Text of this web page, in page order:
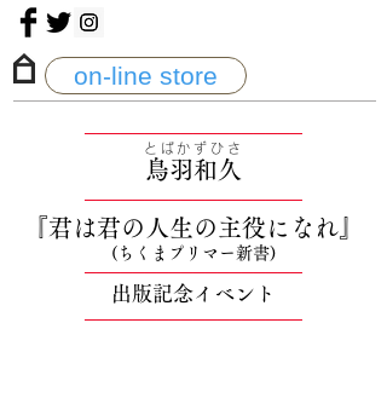
on-line store
──────────────────
とばかずひさ
鳥羽和久
──────────────────
『君は君の人生の主役になれ』
(ちくまプリマー新書)
──────────────────
出版記念イベント
──────────────────